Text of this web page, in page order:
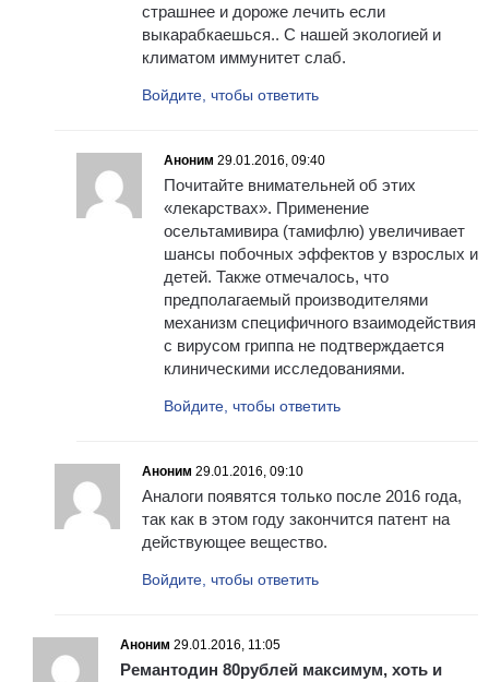
страшнее и дороже лечить если
выкарабкаешься.. С нашей экологией и
климатом иммунитет слаб.
Войдите, чтобы ответить
Аноним 29.01.2016, 09:40
Почитайте внимательней об этих
«лекарствах». Применение
осельтамивира (тамифлю) увеличивает
шансы побочных эффектов у взрослых и
детей. Также отмечалось, что
предполагаемый производителями
механизм специфичного взаимодействия
с вирусом гриппа не подтверждается
клиническими исследованиями.
Войдите, чтобы ответить
Аноним 29.01.2016, 09:10
Аналоги появятся только после 2016 года,
так как в этом году закончится патент на
действующее вещество.
Войдите, чтобы ответить
Аноним 29.01.2016, 11:05
Ремантодин 80рублей максимум, хоть и